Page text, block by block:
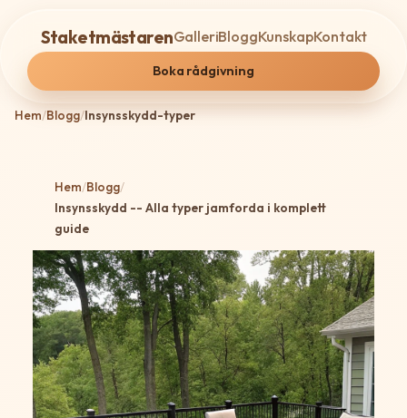
StaketmästarenGalleriBloggKunskapKontakt
Boka rådgivning
Hem/Blogg/Insynsskydd-typer
Hem/Blogg/
Insynsskydd -- Alla typer jamforda i komplett
guide